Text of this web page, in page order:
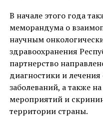
В начале этого года
меморандума о
научным
здравоохранения
партнерство
диагностики и
заболеваний, а также
мероприятий и
территории страны.